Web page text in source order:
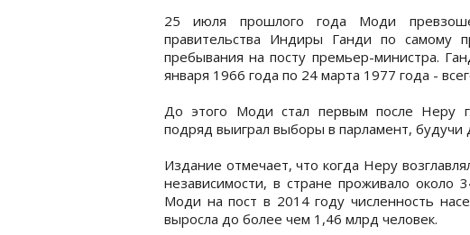
25 июля прошлого года Моди
правительства Индиры Ганди по самому
пребывания на посту премьер-министра.
января 1966 года по 24 марта 1977 года -
До этого Моди стал первым после Неру
подряд выиграл выборы в парламент,
Издание отмечает, что когда Неру
независимости, в стране проживало
Моди на пост в 2014 году численность
выросла до более чем 1,46 млрд человек.